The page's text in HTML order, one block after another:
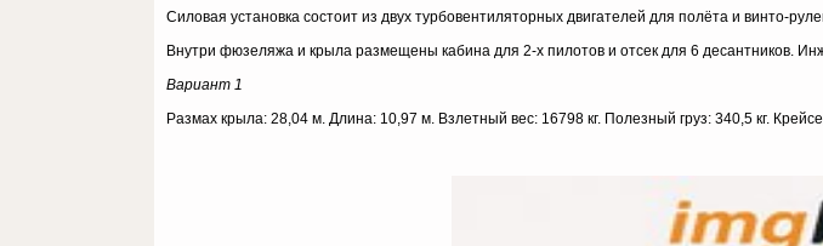
Силовая установка состоит из двух турбовентиляторных двигателей для полёта и винто-
Внутри фюзеляжа и крыла размещены кабина для 2-х пилотов и отсек для 6 десантников.
Вариант 1
Размах крыла: 28,04 м. Длина: 10,97 м. Взлетный вес: 16798 кг. Полезный груз: 340,5 кг.